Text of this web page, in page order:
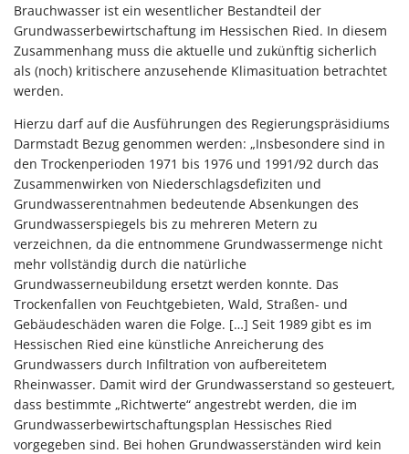
Brauchwasser ist ein wesentlicher Bestandteil der
Grundwasserbewirtschaftung im Hessischen Ried. In diesem
Zusammenhang muss die aktuelle und zukünftig sicherlich
als (noch) kritischere anzusehende Klimasituation betrachtet
werden.
Hierzu darf auf die Ausführungen des Regierungspräsidiums
Darmstadt Bezug genommen werden: „Insbesondere sind in
den Trockenperioden 1971 bis 1976 und 1991/92 durch das
Zusammenwirken von Niederschlagsdefiziten und
Grundwasserentnahmen bedeutende Absenkungen des
Grundwasserspiegels bis zu mehreren Metern zu
verzeichnen, da die entnommene Grundwassermenge nicht
mehr vollständig durch die natürliche
Grundwasserneubildung ersetzt werden konnte. Das
Trockenfallen von Feuchtgebieten, Wald, Straßen- und
Gebäudeschäden waren die Folge. […] Seit 1989 gibt es im
Hessischen Ried eine künstliche Anreicherung des
Grundwassers durch Infiltration von aufbereitetem
Rheinwasser. Damit wird der Grundwasserstand so gesteuert,
dass bestimmte „Richtwerte“ angestrebt werden, die im
Grundwasserbewirtschaftungsplan Hessisches Ried
vorgegeben sind. Bei hohen Grundwasserständen wird kein